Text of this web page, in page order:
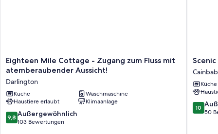
Eighteen
Mile
-
Zugang
zum
Fluss
mit
Eighteen Mile Cottage - Zugang zum Fluss mit
atemberaubender Aussicht!
Darlington
Küche
Waschmaschine
Haustiere erlaubt
Klimaanlage
9.8
von
9,8 Außergewöhnlich
103 Bewertungen
Scenic
Rim
Country
Charm
at
Creek
Küche
10.0
von
10
50